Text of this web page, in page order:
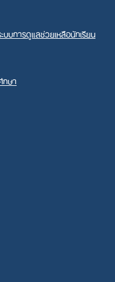
บบการดูแลช่วยเหลือนักเรียน
ษา